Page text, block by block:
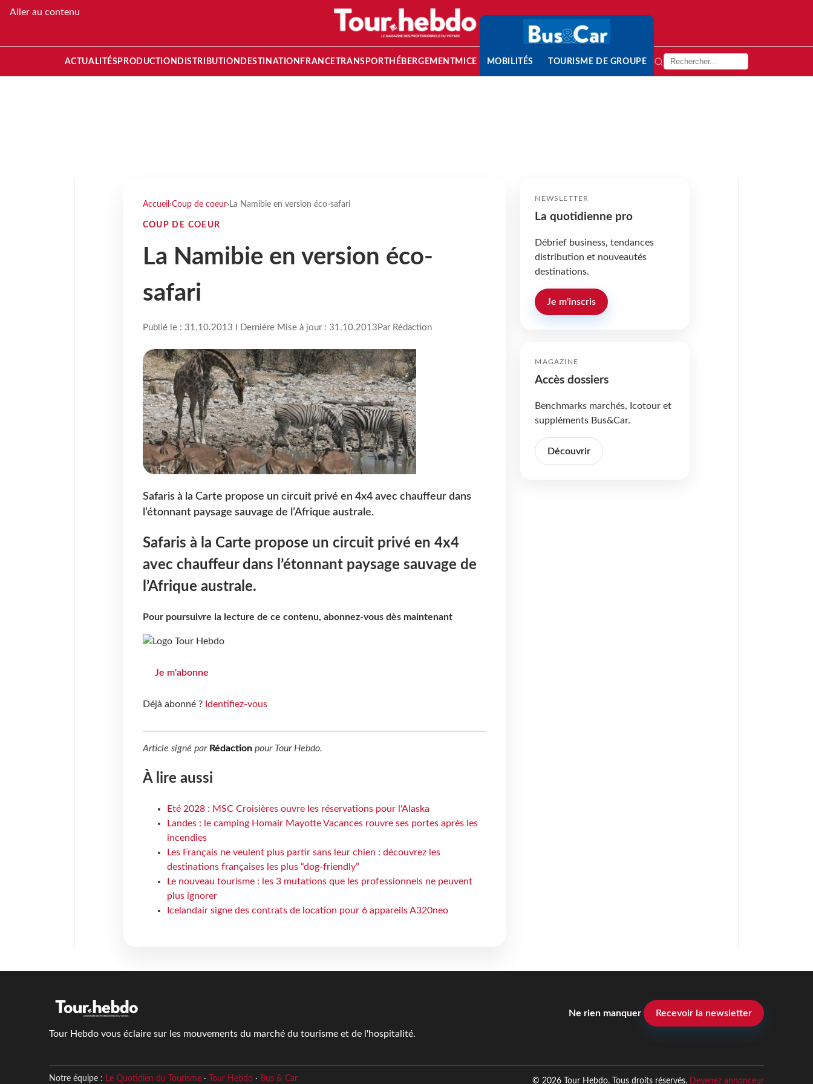
Aller au contenu
ACTUALITÉS PRODUCTION DISTRIBUTION DESTINATION FRANCETRANSPORT HÉBERGEMENTMICE MOBILITÉS TOURISME DE GROUPE
Accueil ›Coup de coeur› La Namibie en version éco-safari
COUP DE COEUR
La Namibie en version éco-
safari
Publié le : 31.10.2013 I Dernière Mise à jour : 31.10.2013 Par Rédaction
Safaris à la Carte propose un circuit privé en 4x4 avec chauffeur dans
l’étonnant paysage sauvage de l’Afrique australe.
Safaris à la Carte propose un circuit privé en 4x4
avec chauffeur dans l’étonnant paysage sauvage de
l’Afrique australe.
Pour poursuivre la lecture de ce contenu, abonnez-vous dès maintenant
Je m'abonne
Déjà abonné ? Identifiez-vous
Article signé par Rédactionpour Tour Hebdo.
À lire aussi
Eté 2028 : MSC Croisières ouvre les réservations pour l'Alaska
Landes : le camping Homair Mayotte Vacances rouvre ses portes après les
incendies
Les Français ne veulent plus partir sans leur chien : découvrez les
destinations françaises les plus “dog-friendly”
Le nouveau tourisme : les 3 mutations que les professionnels ne peuvent
plus ignorer
Icelandair signe des contrats de location pour 6 appareils A320neo
NEWSLETTER
La quotidienne pro
Débrief business, tendances
distribution et nouveautés
destinations.
Je m'inscris
MAGAZINE
Accès dossiers
Benchmarks marchés, Icotour et
suppléments Bus&Car.
Découvrir
Tour Hebdo vous éclaire sur les mouvements du marché du tourisme et de l'hospitalité.
Ne rien manquer Recevoir la newsletter
Notre équipe : Le Quotidien du Tourisme· Tour Hebdo· Bus & Car © 2026 Tour Hebdo. Tous droits réservés. Devenez annonceur